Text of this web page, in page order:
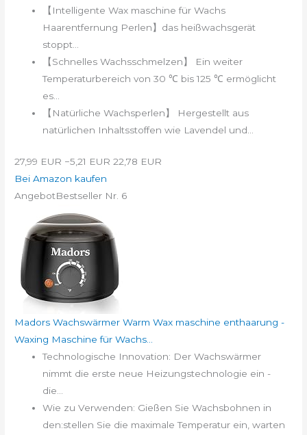
【Intelligente Wax maschine für Wachs
Haarentfernung Perlen】das heißwachsgerät
stoppt...
【Schnelles Wachsschmelzen】 Ein weiter
Temperaturbereich von 30 ℃ bis 125 ℃ ermöglicht
es...
【Natürliche Wachsperlen】 Hergestellt aus
natürlichen Inhaltsstoffen wie Lavendel und...
27,99 EUR −5,21 EUR 22,78 EUR
Bei Amazon kaufen
AngebotBestseller Nr. 6
Madors Wachswärmer Warm Wax maschine enthaarung -
Waxing Maschine für Wachs...
Technologische Innovation: Der Wachswärmer
nimmt die erste neue Heizungstechnologie ein -
die...
Wie zu Verwenden: Gießen Sie Wachsbohnen in
den:stellen Sie die maximale Temperatur ein, warten